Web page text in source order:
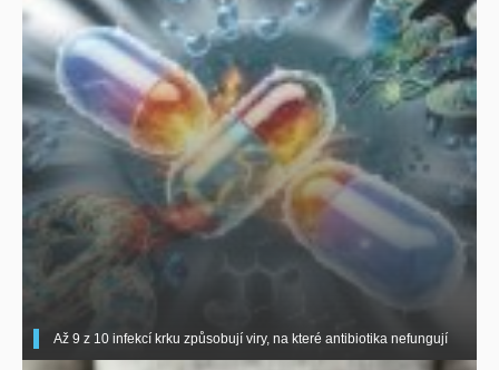
Až 9 z 10 infekcí krku způsobují viry, na které antibiotika nefungují